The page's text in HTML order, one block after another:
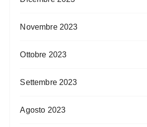
Novembre 2023
Ottobre 2023
Settembre 2023
Agosto 2023